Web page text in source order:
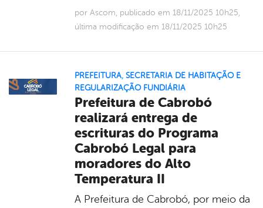
por Ascom, publicado em 18/11/2025 10h25,
última modificação em 18/11/2025 10h25
PREFEITURA, SECRETARIA DE HABITAÇÃO E
REGULARIZAÇÃO FUNDIÁRIA
Prefeitura de Cabrobó
realizará entrega de
escrituras do Programa
Cabrobó Legal para
moradores do Alto
Temperatura II
A Prefeitura de Cabrobó, por meio da